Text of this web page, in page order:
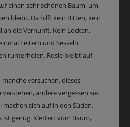
einen sehr schönen Baum, um
bleibt. Da hilft kein Bitten, kein
an die Vernunft. Kein Locken,
Leitern und Sesseln
runterholen. Rosie bleibt auf
manche versuchen, dieses
andere vergessen sie.
machen sich auf in den Süden.
ist genug. Klettert vom Baum,